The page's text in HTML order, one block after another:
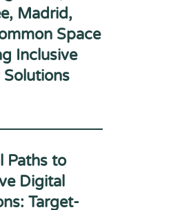
Madrid,
Space
Inclusive
Paths to
Digital
Target-